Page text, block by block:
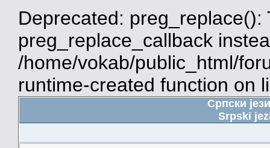
Deprecated:
preg_replace_callback
/home/vokab/public_html/
runtime-created function on
Српски
Srpski